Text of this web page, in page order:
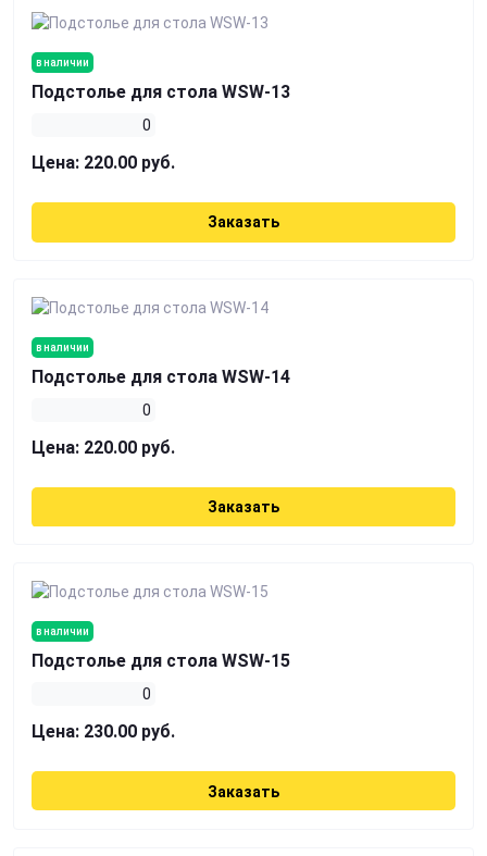
в наличии
Подстолье для стола WSW-13
0
Цена: 220.00 руб.
Заказать
в наличии
Подстолье для стола WSW-14
0
Цена: 220.00 руб.
Заказать
в наличии
Подстолье для стола WSW-15
0
Цена: 230.00 руб.
Заказать